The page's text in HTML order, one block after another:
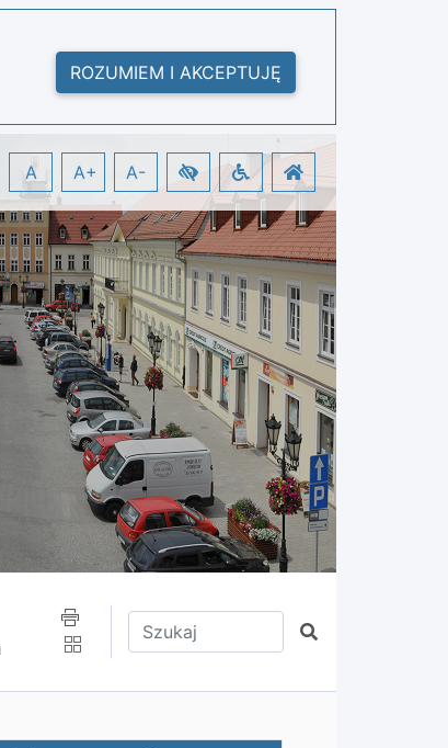
ROZUMIEM I AKCEPTUJĘ
A A+ A-
Wpisz tekst do wyszukania
Szukaj